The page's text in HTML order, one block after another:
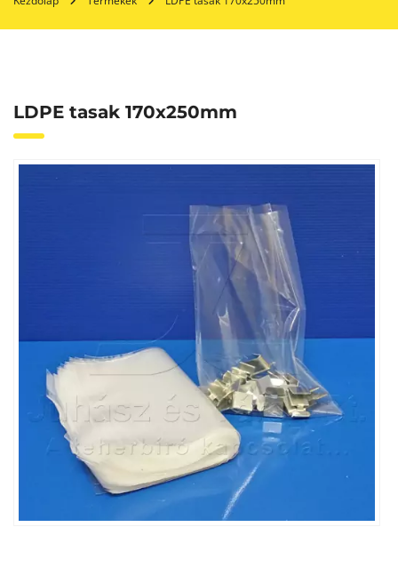
LDPE tasak 170x250mm